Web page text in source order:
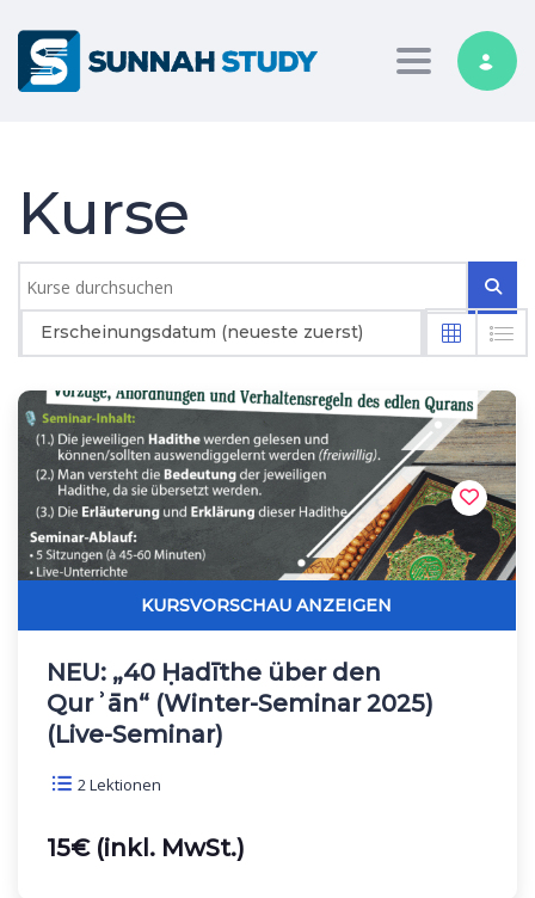
Toggle
Kurse
Erscheinungsdatum (neueste zuerst)
NEU: „40 Ḥadīthe über den
Qurʾān“ (Winter-Seminar 2025)
(Live-Seminar)
2 Lektionen
15€ (inkl. MwSt.)